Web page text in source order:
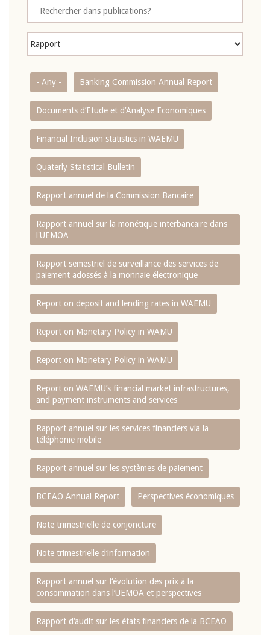
- Any - Banking Commission Annual Report
Documents d’Etude et d’Analyse Economiques
Financial Inclusion statistics in WAEMU
Quaterly Statistical Bulletin
Rapport annuel de la Commission Bancaire
Rapport annuel sur la monétique interbancaire dans
l'UEMOA
Rapport semestriel de surveillance des services de
paiement adossés à la monnaie électronique
Report on deposit and lending rates in WAEMU
Report on Monetary Policy in WAMU
Report on Monetary Policy in WAMU
Report on WAEMU’s financial market infrastructures,
and payment instruments and services
Rapport annuel sur les services financiers via la
téléphonie mobile
Rapport annuel sur les systèmes de paiement
BCEAO Annual Report Perspectives économiques
Note trimestrielle de conjoncture
Note trimestrielle d‘information
Rapport annuel sur l‘évolution des prix à la
consommation dans l‘UEMOA et perspectives
Rapport d‘audit sur les états financiers de la BCEAO